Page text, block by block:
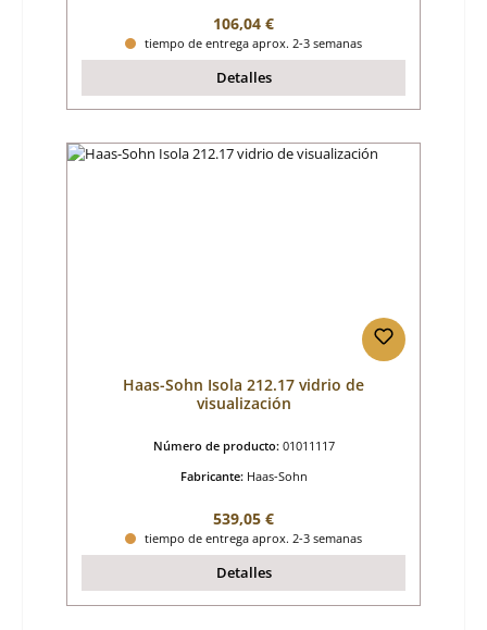
Precio normal:
106,04 €
tiempo de entrega aprox. 2-3 semanas
Detalles
Haas-Sohn Isola 212.17 vidrio de
visualización
Número de producto: 01011117
Fabricante: Haas-Sohn
Precio normal:
539,05 €
tiempo de entrega aprox. 2-3 semanas
Detalles